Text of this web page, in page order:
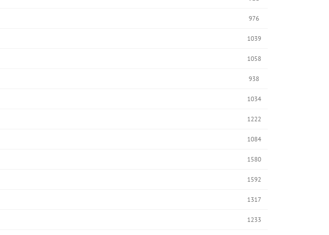
976
1039
1058
938
1034
1222
1084
1580
1592
1317
1233